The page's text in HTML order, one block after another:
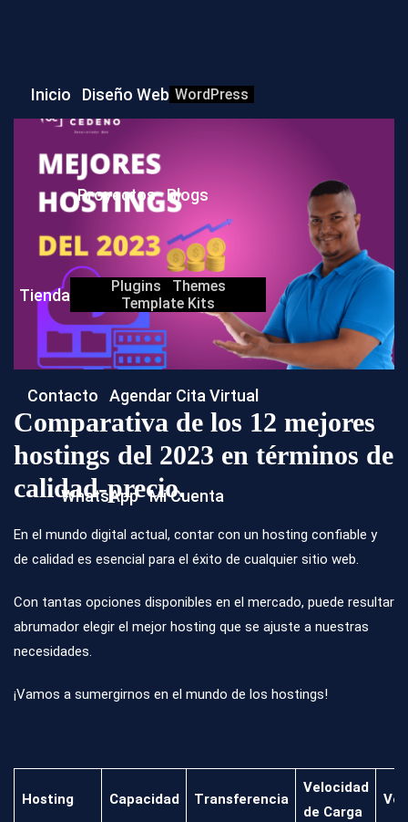
Inicio Diseño Web WordPress
Proyectos Blogs
Tienda Plugins
Themes
Template Kits
Contacto Agendar Cita Virtual
WhatsApp Mi Cuenta
Comparativa de los 12 mejores
hostings del 2023 en términos de
calidad-precio.
En el mundo digital actual, contar con un hosting confiable y
de calidad es esencial para el éxito de cualquier sitio web.
Con tantas opciones disponibles en el mercado, puede resultar
abrumador elegir el mejor hosting que se ajuste a nuestras
necesidades.
¡Vamos a sumergirnos en el mundo de los hostings!
Hosting Capacidad Transferencia
Velocidad
de Carga